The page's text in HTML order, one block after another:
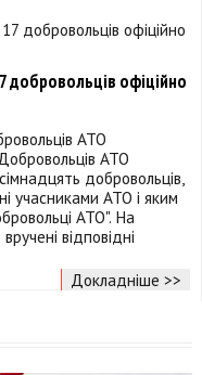
добровольців офіційно
АТО
АТО
добровольців,
учасниками АТО і яким
АТО". На
відповідні
Докладніше >>